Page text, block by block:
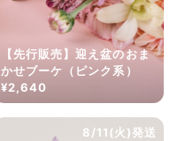
【先行販売】迎え盆のおま
かせブーケ（ピンク系）
¥2,640
8/11(火)発送